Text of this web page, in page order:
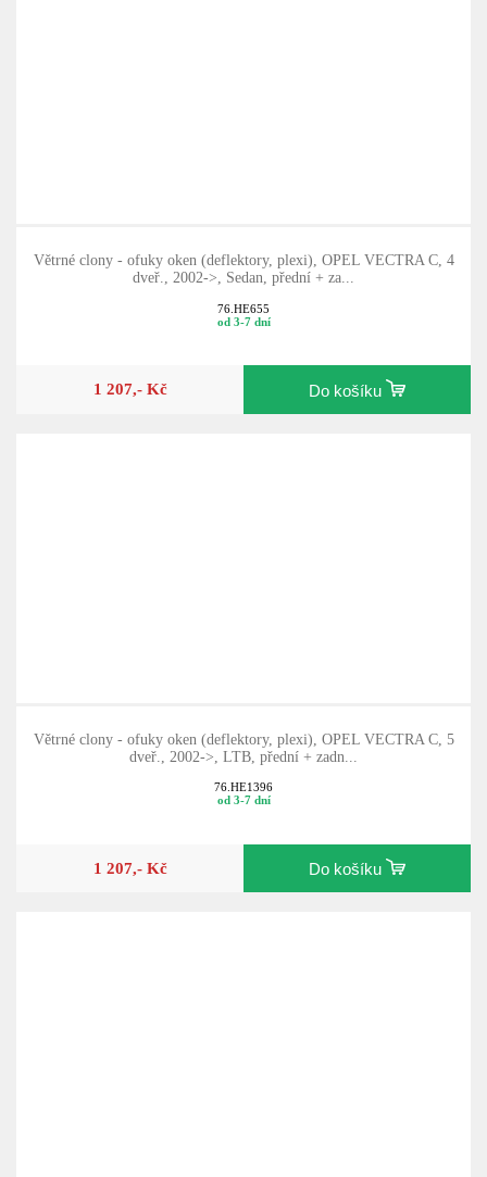
Větrné clony - ofuky oken (deflektory, plexi), OPEL VECTRA C, 4
dveř., 2002->, Sedan, přední + za...
76.HE655
od 3-7 dní
1 207,- Kč Do košíku
Větrné clony - ofuky oken (deflektory, plexi), OPEL VECTRA C, 5
dveř., 2002->, LTB, přední + zadn...
76.HE1396
od 3-7 dní
1 207,- Kč Do košíku